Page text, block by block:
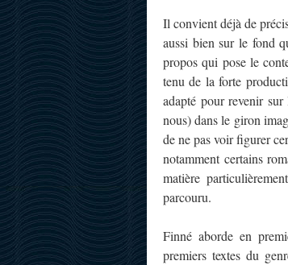
Il convient déjà de
aussi bien sur le fond
propos qui pose le
tenu de la forte
adapté pour revenir
nous) dans le giron
de ne pas voir figurer
notamment certains
matière
parcouru.
Finné aborde en
premiers textes du